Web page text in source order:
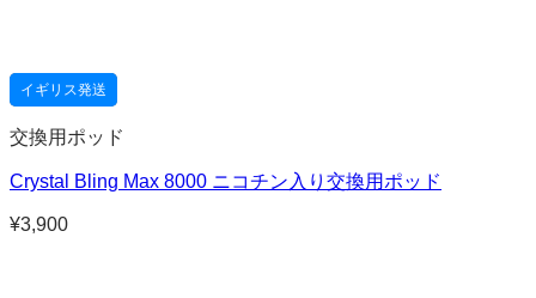
イギリス発送
交換用ポッド
Crystal Bling Max 8000 ニコチン入り交換用ポッド
¥3,900